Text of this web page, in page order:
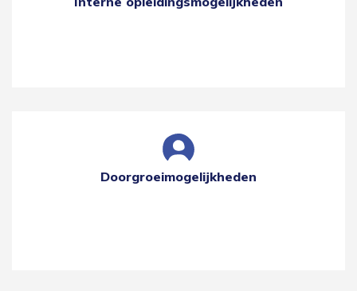
Doorgroeimogelijkheden